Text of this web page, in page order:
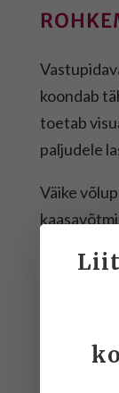
koondab
toetab
paljudele
Väike
NB!
tellimusi